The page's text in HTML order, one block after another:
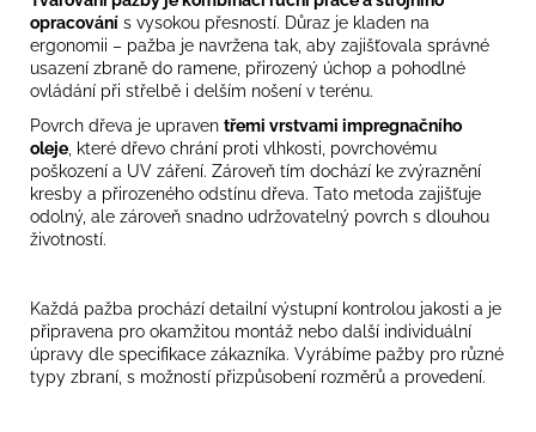
opracování s vysokou přesností. Důraz je kladen na
ergonomii – pažba je navržena tak, aby zajišťovala správné
usazení zbraně do ramene, přirozený úchop a pohodlné
ovládání při střelbě i delším nošení v terénu.
Povrch dřeva je upraven třemi vrstvami impregnačního
oleje , které dřevo chrání proti vlhkosti, povrchovému
poškození a UV záření. Zároveň tím dochází ke zvýraznění
kresby a přirozeného odstínu dřeva. Tato metoda zajišťuje
odolný, ale zároveň snadno udržovatelný povrch s dlouhou
životností.
Každá pažba prochází detailní výstupní kontrolou jakosti a je
připravena pro okamžitou montáž nebo další individuální
úpravy dle specifikace zákazníka. Vyrábíme pažby pro různé
typy zbraní, s možností přizpůsobení rozměrů a provedení.